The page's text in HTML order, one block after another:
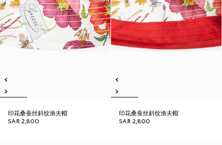
印花桑蚕丝斜纹渔夫帽
SAR 2,800
印花桑蚕丝斜纹渔夫帽
SAR 2,800